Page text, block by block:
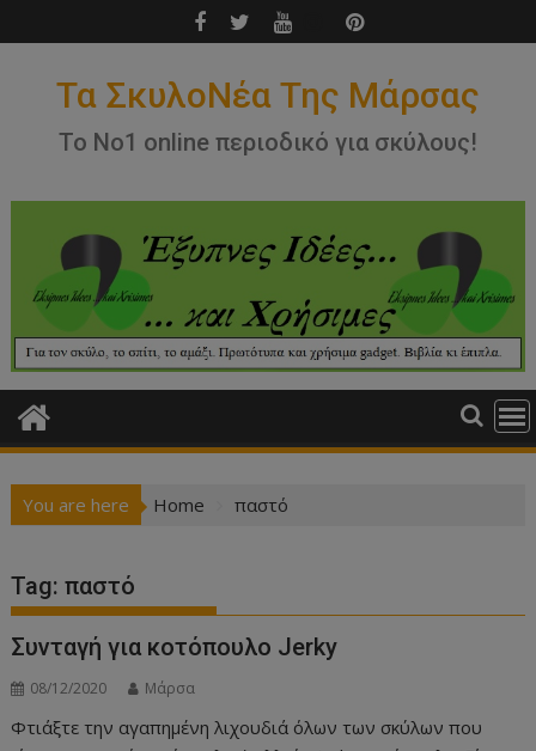
to
Τα ΣκυλοΝέα Της Μάρσας
Το Νο1 online περιοδικό για σκύλους!
You are here Home παστό
Tag:παστό
Συνταγή για κοτόπουλο Jerky
08/12/2020 Μάρσα
Φτιάξτε την αγαπημένη λιχουδιά όλων των σκύλων που